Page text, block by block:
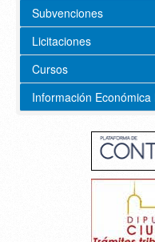
Subvenciones
Licitaciones
Cursos
Información